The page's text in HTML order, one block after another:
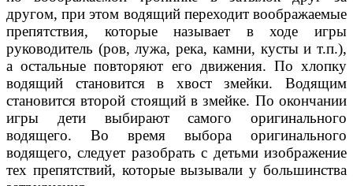
другом, при этом водящий переходит воображаемые
препятствия, которые называет в ходе игры
руководитель (ров, лужа, река, камни, кусты и т.п.),
а остальные повторяют его движения. По хлопку
водящий становится в хвост змейки. Водящим
становится второй стоящий в змейке. По окончании
игры дети выбирают самого оригинального
водящего. Во время выбора оригинального
водящего, следует разобрать с детьми изображение
тех препятствий, которые вызывали у большинства